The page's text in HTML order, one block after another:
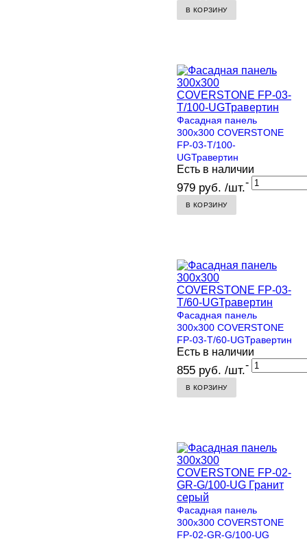
В КОРЗИНУ
Фасадная панель
300х300 COVERSTONE
FP-03-T/100-
UGТравертин
Есть в наличии
979 руб. /шт.-
В КОРЗИНУ
Фасадная панель
300х300 COVERSTONE
FP-03-T/60-UGТравертин
Есть в наличии
855 руб. /шт.-
В КОРЗИНУ
Фасадная панель
300х300 COVERSTONE
FP-02-GR-G/100-UG